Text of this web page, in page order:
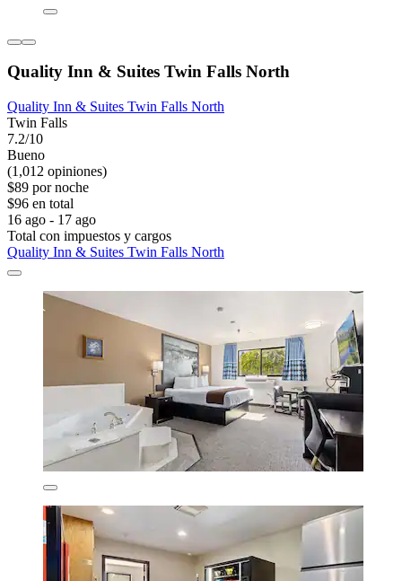
Quality Inn & Suites Twin Falls North
Quality Inn & Suites Twin Falls North
Twin Falls
7.2/10
Bueno
(1,012 opiniones)
$89 por noche
$96 en total
16 ago - 17 ago
Total con impuestos y cargos
Quality Inn & Suites Twin Falls North